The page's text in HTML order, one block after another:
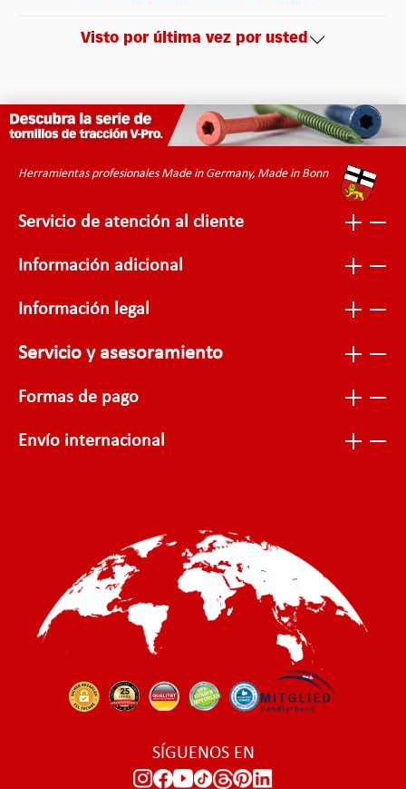
Visto por última vez por usted
Herramientas profesionales Made in Germany, Made in Bonn
Servicio de atención al cliente
Información adicional
Información legal
Servicio y asesoramiento
Formas de pago
Envío internacional
SÍGUENOS EN